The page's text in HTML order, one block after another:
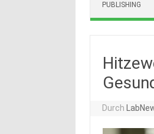
PUBLISHING
Durch